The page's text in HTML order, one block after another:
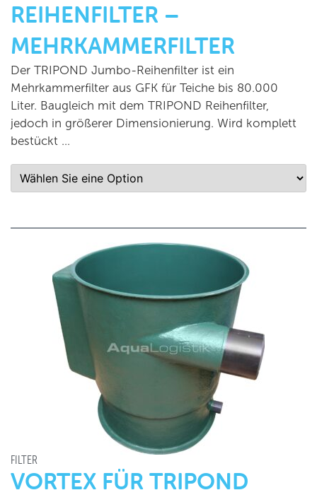
REIHENFILTER –
MEHRKAMMERFILTER
Der TRIPOND Jumbo-Reihenfilter ist ein
Mehrkammerfilter aus GFK für Teiche bis 80.000
Liter. Baugleich mit dem TRIPOND Reihenfilter,
jedoch in größerer Dimensionierung. Wird komplett
bestückt …
FILTER
VORTEX FÜR TRIPOND